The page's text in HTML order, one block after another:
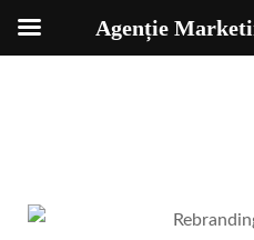
Agenție